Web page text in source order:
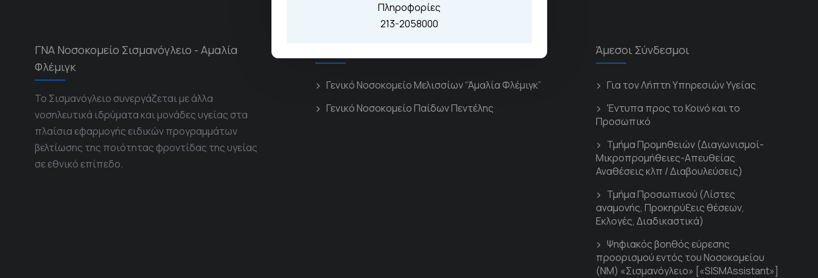
Πληροφορίες
213-2058000
ΓΝΑ Νοσοκομείο Σισμανόγλειο - Αμαλία
Φλέμιγκ
Το Σισμανόγλειο συνεργάζεται με άλλα
νοσηλευτικά ιδρύματα και μονάδες υγείας στα
πλαίσια εφαρμογής ειδικών προγραμμάτων
βελτίωσης της ποιότητας φροντίδας της υγείας
σε εθνικό επίπεδο.
Γενικό Νοσοκομείο Μελισσίων “Άμαλία Φλέμιγκ”
Γενικό Νοσοκομείο Παίδων Πεντέλης
Άμεσοι Σύνδεσμοι
Για τον Λήπτη Υπηρεσιών Υγείας
'Εντυπα προς το Κοινό και το
Προσωπικό
Τμήμα Προμηθειών (Διαγωνισμοί-
Μικροπρομήθειες-Απευθείας
Αναθέσεις κλπ / Διαβουλεύσεις)
Τμήμα Προσωπικού (Λίστες
αναμονής, Προκηρύξεις θέσεων,
Εκλογές, Διαδικαστικά)
Ψηφιακός βοηθός εύρεσης
προορισμού εντός του Νοσοκομείου
(ΝΜ) «Σισμανόγλειο» [«SISMAssistant»]